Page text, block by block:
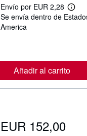
Envío por EUR 2,28
M
á
r
Se envía dentro de
America
Añadir al carrito
EUR 152,00